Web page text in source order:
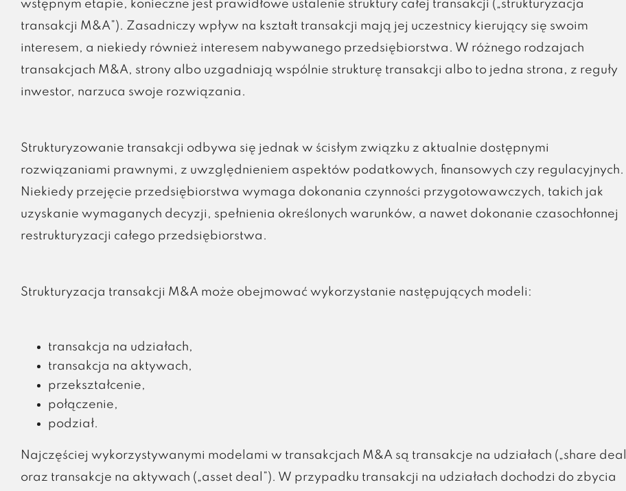
wstępnym etapie, konieczne jest prawidłowe ustalenie struktury całej transakcji („strukturyzacja
transakcji M&A”). Zasadniczy wpływ na kształt transakcji mają jej uczestnicy kierujący się swoim
interesem, a niekiedy również interesem nabywanego przedsiębiorstwa. W różnego rodzajach
transakcjach M&A, strony albo uzgadniają wspólnie strukturę transakcji albo to jedna strona, z reguły
inwestor, narzuca swoje rozwiązania.
Strukturyzowanie transakcji odbywa się jednak w ścisłym związku z aktualnie dostępnymi
rozwiązaniami prawnymi, z uwzględnieniem aspektów podatkowych, finansowych czy regulacyjnych.
Niekiedy przejęcie przedsiębiorstwa wymaga dokonania czynności przygotowawczych, takich jak
uzyskanie wymaganych decyzji, spełnienia określonych warunków, a nawet dokonanie czasochłonnej
restrukturyzacji całego przedsiębiorstwa.
Strukturyzacja transakcji M&A może obejmować wykorzystanie następujących modeli:
transakcja na udziałach,
transakcja na aktywach,
przekształcenie,
połączenie,
podział.
Najczęściej wykorzystywanymi modelami w transakcjach M&A są transakcje na udziałach („share
oraz transakcje na aktywach („asset deal”). W przypadku transakcji na udziałach dochodzi do zbycia